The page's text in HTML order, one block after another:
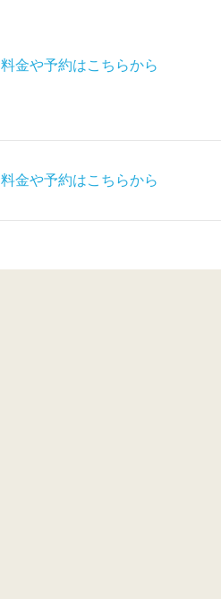
料金や予約はこちらから
料金や予約はこちらから